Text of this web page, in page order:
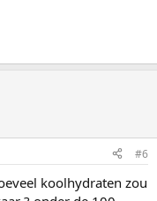
#6
koolhydraten zou